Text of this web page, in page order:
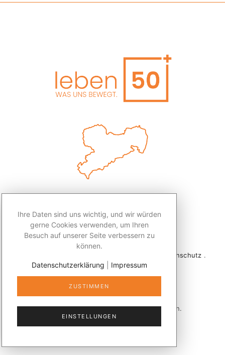
Datenschutz .
Kontakt
Veröffentlicht mit publizer®in Sachsen.
Ihre Daten sind uns wichtig, und wir würden
gerne Cookies verwenden, um Ihren
Besuch auf unserer Seite verbessern zu
können.
Datenschutzerklärung Impressum
ZUSTIMMEN
EINSTELLUNGEN